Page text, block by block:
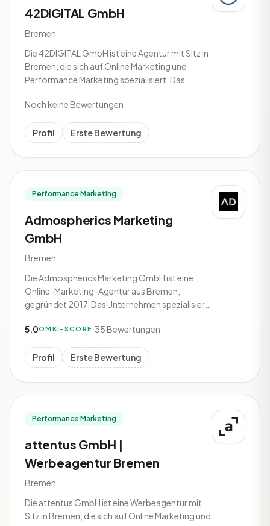
42DIGITAL GmbH
Bremen
Die 42DIGITAL GmbH ist eine Agentur mit Sitz in
Bremen, die sich auf Online Marketing und
Performance Marketing spezialisiert. Das
Entwicklung und Umsetzung digitaler
verschiedenen Branchen und Zielgruppen
zusammen
Noch keine Bewertungen
Profil Erste Bewertung
Performance Marketing
Admospherics Marketing
GmbH
Bremen
Die Admospherics Marketing GmbH ist eine
Online-Marketing-Agentur aus Bremen,
gegründet 2017. Das Unternehmen spezialisiert
Online-Marketing-Maßnahmen und -
Google Ads Kampagnen Schulungen,
Suchmaschinenoptimierung (S
5.0OMKI-SCORE ·35 Bewertungen
Profil Erste Bewertung
Performance Marketing
attentus GmbH |
Werbeagentur Bremen
Bremen
Die attentus GmbH ist eine Werbeagentur mit
Sitz in Bremen, die sich auf Online Marketing und